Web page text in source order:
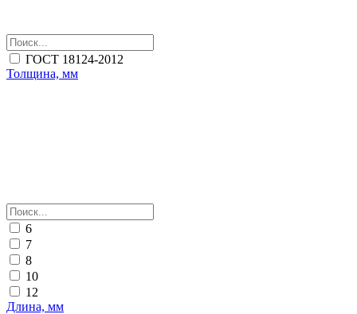
ГОСТ 18124-2012
Толщина, мм
6
7
8
10
12
Длина, мм